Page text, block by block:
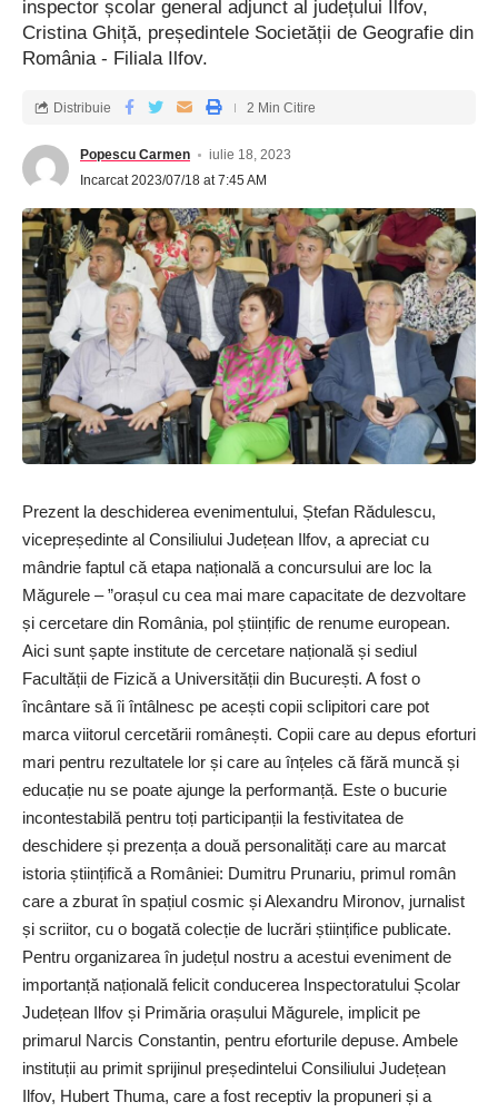
inspector școlar general adjunct al județului Ilfov,
Cristina Ghiță, președintele Societății de Geografie din
România - Filiala Ilfov.
Popescu Carmen
iulie 18, 2023
Incarcat 2023/07/18 at 7:45 AM
Distribuie 2 Min Citire
Prezent la deschiderea evenimentului, Ștefan Rădulescu,
vicepreședinte al Consiliului Județean Ilfov, a apreciat cu
mândrie faptul că etapa națională a concursului are loc la
Măgurele – ”orașul cu cea mai mare capacitate de dezvoltare
și cercetare din România, pol științific de renume european.
Aici sunt șapte institute de cercetare națională și sediul
Facultății de Fizică a Universității din București. A fost o
încântare să îi întâlnesc pe acești copii sclipitori care pot
marca viitorul cercetării românești. Copii care au depus eforturi
mari pentru rezultatele lor și care au înțeles că fără muncă și
educație nu se poate ajunge la performanță. Este o bucurie
incontestabilă pentru toți participanții la festivitatea de
deschidere și prezența a două personalități care au marcat
istoria științifică a României: Dumitru Prunariu, primul român
care a zburat în spațiul cosmic și Alexandru Mironov, jurnalist
și scriitor, cu o bogată colecție de lucrări științifice publicate.
Pentru organizarea în județul nostru a acestui eveniment de
importanță națională felicit conducerea Inspectoratului Școlar
Județean Ilfov și Primăria orașului Măgurele, implicit pe
primarul Narcis Constantin, pentru eforturile depuse. Ambele
instituții au primit sprijinul președintelui Consiliului Județean
Ilfov, Hubert Thuma, care a fost receptiv la propuneri și a